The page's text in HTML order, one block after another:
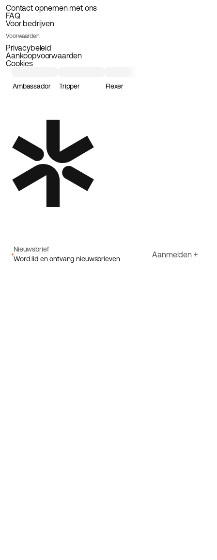
Contact opnemen met ons
FAQ
Voor bedrijven
Voorwaarden
Privacybeleid
Aankoopvoorwaarden
Cookies
Ambassador Tripper Flexer
Nieuwsbrief
Word lid en ontvang nieuwsbrieven
Aanmelden